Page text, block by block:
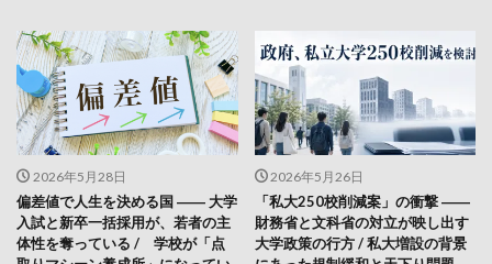
2026年5月28日
偏差値で人生を決める国 ―― 大学
入試と新卒一括採用が、若者の主
体性を奪っている / 学校が「点
2026年5月26日
「私大250校削減案」の衝撃 ――
財務省と文科省の対立が映し出す
大学政策の行方 / 私大増設の背景